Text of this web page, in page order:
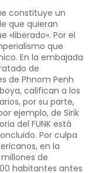
constituye un
que quieran
«liberado». Por el
que
En la embajada
de
de Phnom Penh
califican a los
por su parte,
ejemplo, de Sirik
del FUNK está
Por culpa
en la
de
habitantes antes